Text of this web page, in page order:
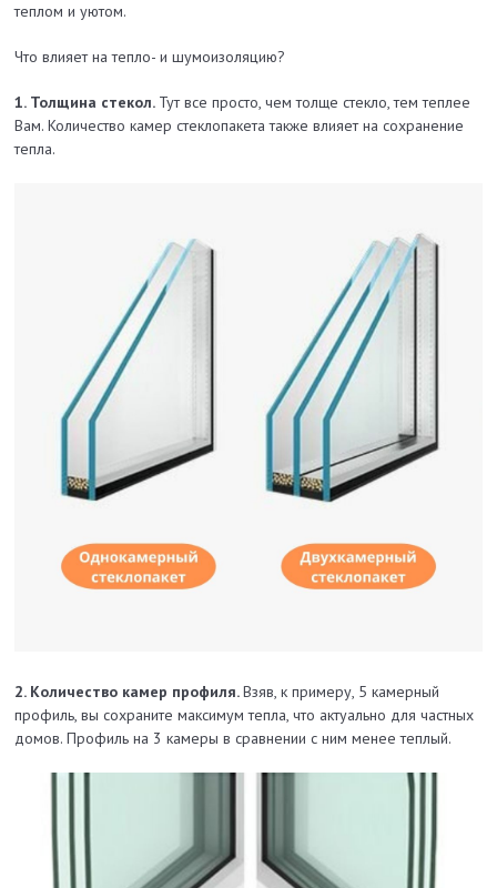
теплом и уютом.
Что влияет на тепло- и шумоизоляцию?
1. Толщина стекол. Тут все просто, чем толще стекло, тем теплее
Вам. Количество камер стеклопакета также влияет на сохранение
тепла.
2. Количество камер профиля.Взяв, к примеру, 5 камерный
профиль, вы сохраните максимум тепла, что актуально для частных
домов. Профиль на 3 камеры в сравнении с ним менее теплый.